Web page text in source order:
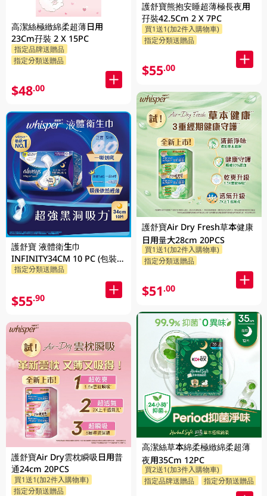
高潔絲極緻綿柔超薄日用
23Cm孖裝 2 X 15PC
指定品牌送贈品
指定分類送贈品
$48.00
護舒寶 液體衛生巾
INFINITY34CM 10 PC (包裝隨
機發放)
指定分類送贈品
$55.90
護舒寶Air Dry雲枕瞬吸日用普
通24cm 20PCS
買1送1(加2件入購物車)
指定分類送贈品
護舒寶熊抱安睡超薄極長夜用
孖裝42.5Cm 2 X 7PC
買1送1(加2件入購物車)
指定分類送贈品
$55.00
護舒寶Air Dry Fresh草本健康
日用量大28cm 20PCS
買1送1(加2件入購物車)
指定分類送贈品
$51.00
高潔絲草本綿柔極緻綿柔超薄
夜用35Cm 12PC
買2送1(加3件入購物車)
指定品牌送贈品
指定分類送贈品